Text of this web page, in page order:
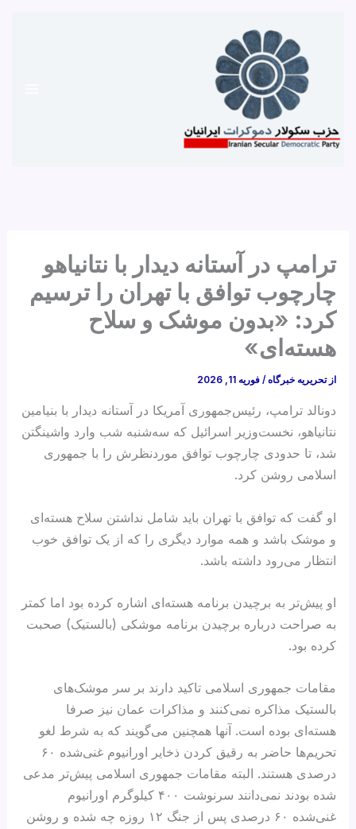
ترامپ در آستانه دیدار با نتانیاهو
چارچوب توافق با تهران را ترسیم
کرد: «بدون موشک و سلاح
هسته‌ای»
از تحریریه خبرگاه/فوریه 11, 2026
دونالد ترامپ، رئیس‌جمهوری آمریکا در آستانه دیدار با بنیامین
نتانیاهو، نخست‌وزیر اسرائیل که سه‌شنبه شب وارد واشینگتن
شد، تا حدودی چارچوب توافق موردنظرش را با جمهوری
اسلامی روشن کرد.
او گفت که توافق با تهران باید شامل نداشتن سلاح هسته‌ای
و موشک باشد و همه موارد دیگری را که از یک توافق خوب
انتظار می‌رود داشته باشد.
او پیش‌تر به برچیدن برنامه هسته‌ای اشاره کرده بود اما کمتر
به صراحت درباره برچیدن برنامه موشکی (بالستیک) صحبت
کرده بود.
مقامات جمهوری اسلامی تاکید دارند بر سر موشک‌های
بالستیک مذاکره نمی‌کنند و مذاکرات عمان نیز صرفا
هسته‌ای بوده است. آنها همچنین می‌گویند که به شرط لغو
تحریم‌ها حاضر به رقیق کردن ذخایر اورانیوم غنی‌شده ۶۰
درصدی هستند. البته مقامات جمهوری اسلامی پیش‌تر مدعی
شده بودند نمی‌دانند سرنوشت ۴۰۰ کیلوگرم اورانیوم
غنی‌شده ۶۰ درصدی پس از جنگ ۱۲ روزه چه شده و روشن